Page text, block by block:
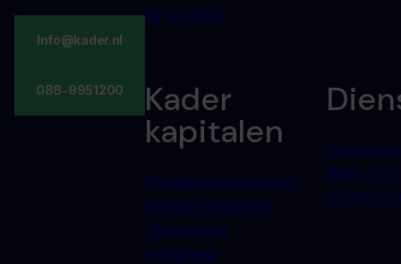
Info@kader.nl
088-9951200
bij Contact
Kader
kapitalen
Medewerkerswelzijn
Arbeidsveiligheid
Technische
veiligheid
RI&E ESG
27001